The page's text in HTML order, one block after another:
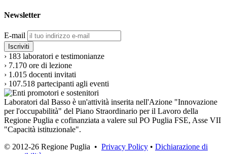
Newsletter
E-mail
› 183 laboratori e testimonianze
› 7.170 ore di lezione
› 1.015 docenti invitati
› 107.518 partecipanti agli eventi
Laboratori dal Basso è un'attività inserita nell'Azione "Innovazione
per l'occupabilità" del Piano Straordinario per il Lavoro della
Regione Puglia e cofinanziata a valere sul PO Puglia FSE, Asse VII
"Capacità istituzionale".
© 2012-26 Regione Puglia • Privacy Policy • Dichiarazione di